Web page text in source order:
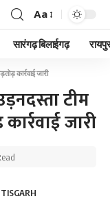
Aa
सारंगढ़ बिलाईगढ़
कार्रवाई जारी
टीम
जारी